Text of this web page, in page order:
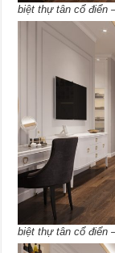
biệt thự tân cổ điển
biệt thự tân cổ điển